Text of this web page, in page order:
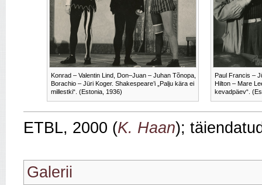
Konrad – Valentin Lind, Don–Juan – Juhan Tõnopa,
Borachio – Jüri Koger. Shakespeare’i „Palju kära ei
millestki“. (Estonia, 1936)
Paul Francis –
Hilton – Mare
kevadpäev“.
ETBL, 2000 (K. Haan);
Galerii